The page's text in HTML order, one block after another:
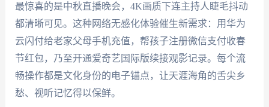
最惊喜的是中秋直播晚会，4K画质下连主持人睫毛抖动
都清晰可见。这种网络无感化体验催生新需求：用华为
云闪付给老家父母手机充值，帮孩子注册微信支付收春
节红包，乃至开通爱奇艺国际版续接观影记录。每个流
畅操作都是文化身份的电子锚点，让天涯海角的舌尖乡
愁、视听记忆得以保鲜。